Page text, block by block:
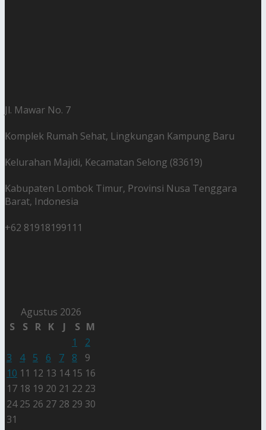
Jl. Mawar No. 7
Komplek Rumah Sehat, Lingkungan Kampung Baru
Kelurahan Majidi, Kecamatan Selong (83619)
Kabupaten Lombok Timur, Provinsi Nusa Tenggara
Barat, Indonesia
+62 81918199111
Agustus 2026
S
S R K J S M
1
2
3
4 5 6 7 8
9
10 11 12 13 14 15 16
17 18 19 20 21 22 23
24 25 26 27 28 29 30
31